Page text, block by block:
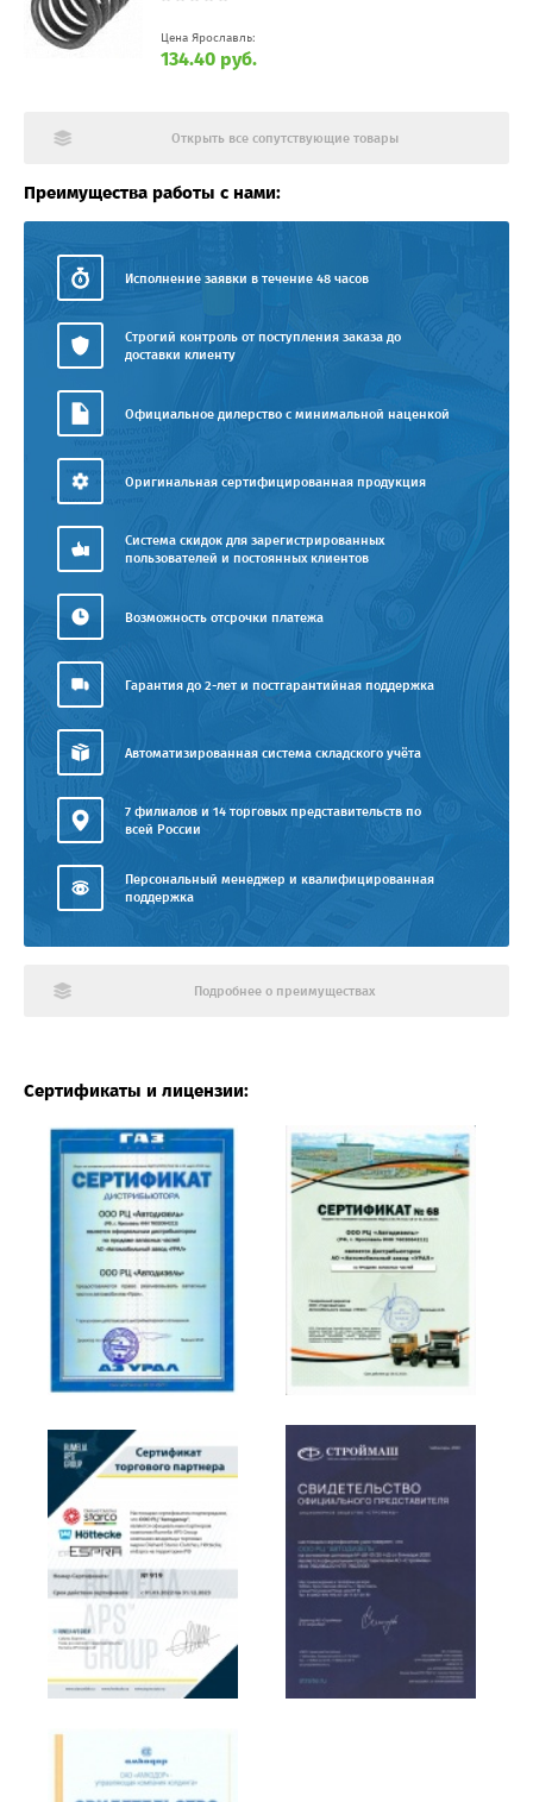
Цена Ярославль:
134.40 руб.
Открыть все сопутствующие товары
Преимущества работы с нами:
Исполнение заявки в течение 48 часов
Строгий контроль от поступления заказа до
доставки клиенту
Официальное дилерство с минимальной наценкой
Оригинальная сертифицированная продукция
Система скидок для зарегистрированных
пользователей и постоянных клиентов
Возможность отсрочки платежа
Гарантия до 2-лет и постгарантийная поддержка
Автоматизированная система складского учёта
7 филиалов и 14 торговых представительств по
всей России
Персональный менеджер и квалифицированная
поддержка
Подробнее о преимуществах
Сертификаты и лицензии: